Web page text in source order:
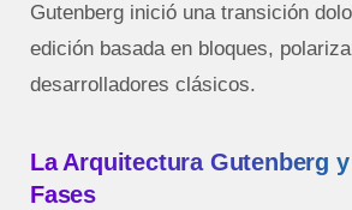
Gutenberg inició una transición
edición basada en bloques,
desarrolladores clásicos.
La Arquitectura Gutenberg
Fases